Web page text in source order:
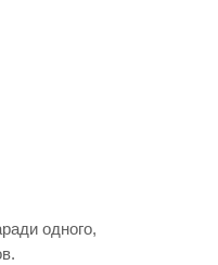
одного,